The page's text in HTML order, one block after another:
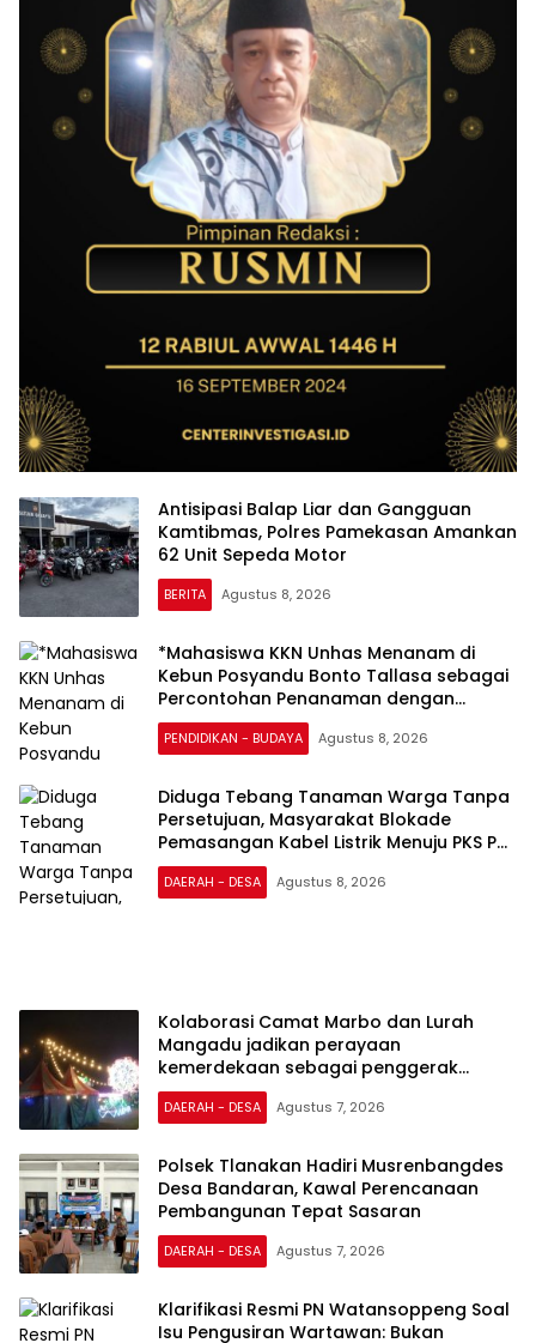
Antisipasi Balap Liar dan Gangguan
Kamtibmas, Polres Pamekasan Amankan
62 Unit Sepeda Motor
BERITA Agustus 8, 2026
*Mahasiswa KKN Unhas Menanam di
Kebun Posyandu Bonto Tallasa sebagai
Percontohan Penanaman dengan
Memanfaatkan Bahan Organik Sekitar
Kuliah Kerja Nyata (KKN)*
PENDIDIKAN - BUDAYA Agustus 8, 2026
Diduga Tebang Tanaman Warga Tanpa
Persetujuan, Masyarakat Blokade
Pemasangan Kabel Listrik Menuju PKS PT
Gunung Andalan Sukses
DAERAH - DESA Agustus 8, 2026
Kolaborasi Camat Marbo dan Lurah
Mangadu jadikan perayaan
kemerdekaan sebagai penggerak
ekonomi lokal
DAERAH - DESA Agustus 7, 2026
Polsek Tlanakan Hadiri Musrenbangdes
Desa Bandaran, Kawal Perencanaan
Pembangunan Tepat Sasaran
DAERAH - DESA Agustus 7, 2026
Klarifikasi Resmi PN Watansoppeng Soal
Isu Pengusiran Wartawan: Bukan